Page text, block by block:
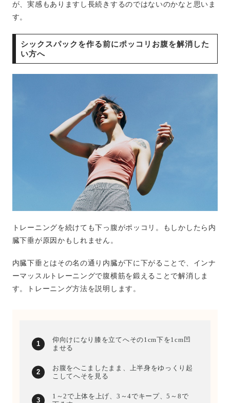
が、実感もありますし長続きするのではないのかなと思いま
す。
シックスパックを作る前にポッコリお腹を解消した
い方へ
トレーニングを続けても下っ腹がポッコリ。もしかしたら内
臓下垂が原因かもしれません。
内臓下垂とはその名の通り内臓が下に下がることで、インナ
ーマッスルトレーニングで腹横筋を鍛えることで解消しま
す。トレーニング方法を説明します。
仰向けになり膝を立てへその1cm下を1cm凹
ませる
お腹をへこましたまま、上半身をゆっくり起
こしてへそを見る
1～2で上体を上げ、3～4でキープ、5～8で